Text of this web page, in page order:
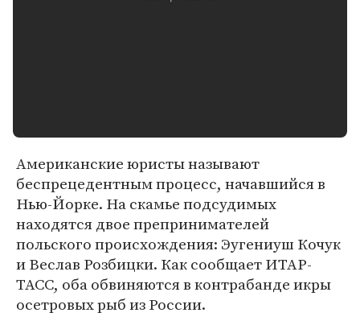
Американские юристы называют
беспрецедентным процесс, начавшийся в
Нью-Йорке. На скамье подсудимых
находятся двое препринимателей
польского происхождения: Эугениуш Кочук
и Веслав Розбицки. Как сообщает ИТАР-
ТАСС, оба обвиняются в контрабанде икры
осетровых рыб из России.